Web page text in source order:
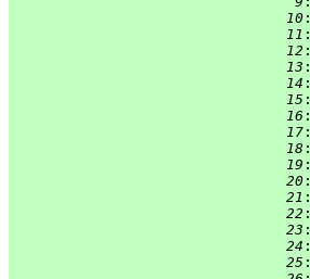
  10
:
  11
:
  12
:
  13
:
  14
:
  15
:
  16
:
  17
:
  18
:
  19
:
  20
:
  21
:
  22
:
  23
:
  24
:
  25
: